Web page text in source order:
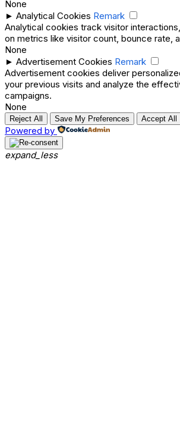
None
► Analytical Cookies Remark
Analytical cookies track visitor
on metrics like visitor count, bounce rate,
None
► Advertisement Cookies Remark
Advertisement cookies deliver
your previous visits and analyze the
campaigns.
None
Reject All Save My Preferences Accept All
Powered by
expand_less